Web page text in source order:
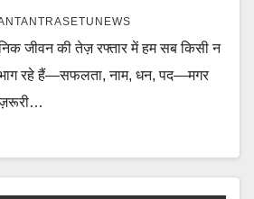
जीवन की तेज़ रफ्तार में हम सब किसी न
रहे हैं—सफलता, नाम, धन, पद—मगर
ज़रूरी…